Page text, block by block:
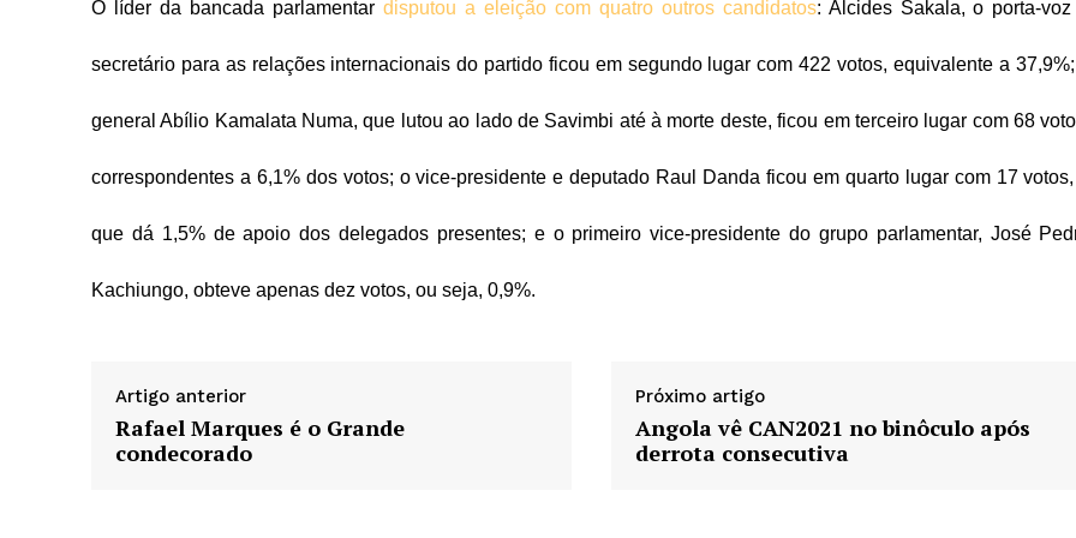
O líder da bancada parlamentar disputou a eleição com quatro outros candidatos: Alcides Sakala, o porta-
secretário para as relações internacionais do partido ficou em segundo lugar com 422 votos, equivalente a
general Abílio Kamalata Numa, que lutou ao lado de Savimbi até à morte deste, ficou em terceiro lugar com 68
correspondentes a 6,1% dos votos; o vice-presidente e deputado Raul Danda ficou em quarto lugar com 17
que dá 1,5% de apoio dos delegados presentes; e o primeiro vice-presidente do grupo parlamentar, José
Kachiungo, obteve apenas dez votos, ou seja, 0,9%.
Artigo anterior
Rafael Marques é o Grande
condecorado
Próximo artigo
Angola vê CAN2021 no binôculo após
derrota consecutiva